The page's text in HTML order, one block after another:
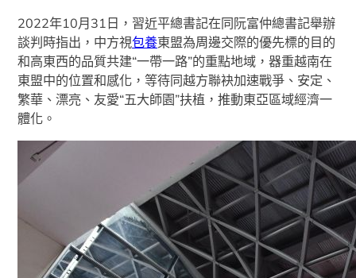
2022年10月31日，習近平總書記在同阮富仲總書記舉辦
談判時指出，中方視包養東盟為周邊交際的優先標的目的
和高東西的品質共建“一帶一路”的重點地域，器重越南在
東盟中的位置和感化，等待同越方聯袂加速戰爭、安定、
繁華、漂亮、友愛“五大師園”扶植，推動東亞區域經濟一
體化。